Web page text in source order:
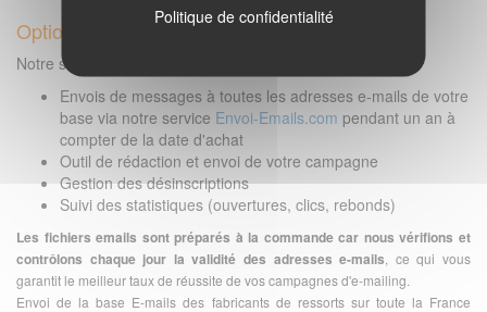
Option des envois inclus :
Notre service vous donne accès :
Envois de messages à toutes les adresses e-mails de votre
base via notre service Envoi-Emails.com pendant un an à
compter de la date d'achat
Outil de rédaction et envoi de votre campagne
Gestion des désinscriptions
Suivi des statistiques (ouvertures, clics, rebonds)
Les fichiers emails sont préparés à la commande car nous vérifions et
contrôlons chaque jour la validité des adresses e-mails , ce qui vous
garantit le meilleur taux de réussite de vos campagnes d'e-mailing.
Envoi de la base E-mails des fabricants de ressorts sur toute la France
Politique de confidentialité